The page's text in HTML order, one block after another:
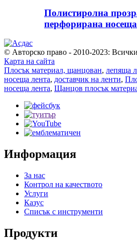
Полистиролна
перфорирана
© Авторско право - 2010-2023:
Карта на сайта
Плосък материал, щанцован, лепяща
носеща лента, доставчик на ленти,
носеща лента, Щанцов плосък
Информация
За нас
Контрол на качеството
Услуги
Казус
Списък с инструменти
Продукти